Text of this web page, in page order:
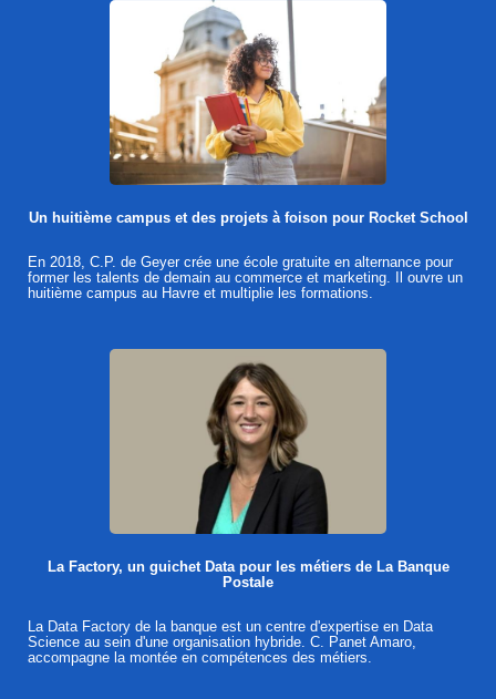
Un huitième campus et des projets à foison pour Rocket School
En 2018, C.P. de Geyer crée une école gratuite en alternance pour
former les talents de demain au commerce et marketing. Il ouvre un
huitième campus au Havre et multiplie les formations.
La Factory, un guichet Data pour les métiers de La Banque
Postale
La Data Factory de la banque est un centre d'expertise en Data
Science au sein d'une organisation hybride. C. Panet Amaro,
accompagne la montée en compétences des métiers.